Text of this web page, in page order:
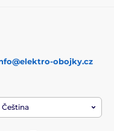
obojky.cz
Čeština